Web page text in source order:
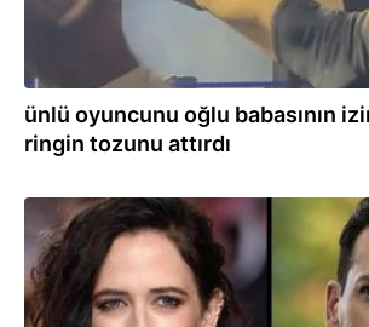
ünlü oyuncunu oğlu babasının
ringin tozunu attırdı
06.06.2026